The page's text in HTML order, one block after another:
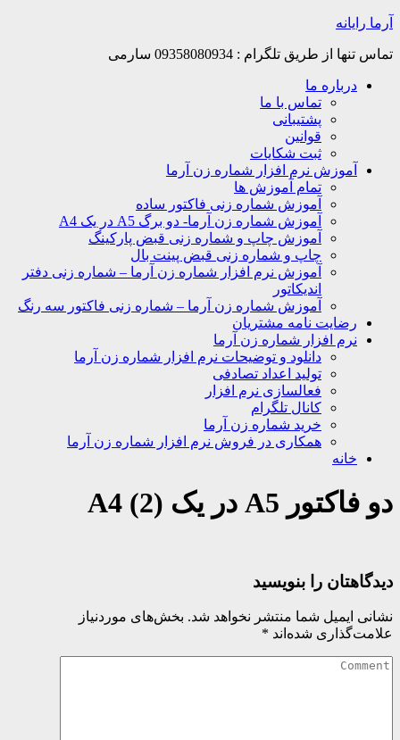
Skip
content
آرما رایانه
تماس تنها از طریق تلگرام : 09358080934 سارمی
درباره ما
تماس با ما
پشتیبانی
قوانین
ثبت شکایات
آموزش نرم افزار شماره زن آرما
تمام آموزش ها
آموزش شماره زنی فاکتور ساده
آموزش شماره زن آرما- دو برگ A5 در یک A4
آموزش چاپ و شماره زنی قبض پارکینگ
چاپ و شماره زنی قبض پینت بال
آموزش نرم افزار شماره زن آرما – شماره زنی دفتر
اندیکاتور
آموزش شماره زن آرما – شماره زنی فاکتور سه رنگ
رضایت نامه مشتریان
نرم افزار شماره زن آرما
دانلود و توضیحات نرم افزار شماره زن آرما
تولید اعداد تصادفی
فعالسازی نرم افزار
کانال تلگرام
خرید شماره زن آرما
همکاری در فروش نرم افزار شماره زن آرما
خانه
دو فاکتور A5 در یک A4 (2)
دیدگاهتان را بنویسید
نشانی ایمیل شما منتشر نخواهد شد. بخش‌های موردنیاز
علامت‌گذاری شده‌اند *